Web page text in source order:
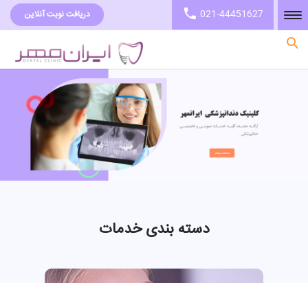
صفحه نخست
دریافت نوبت آنلاین 021-44451627
دسته بندی خدمات